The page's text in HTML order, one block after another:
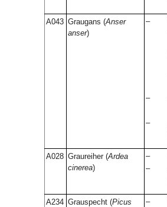
A043 Graugans (Anser
anser)
–
–
–
A028 Graureiher (Ardea
cinerea)
–
–
A234 Grauspecht (Picus
–